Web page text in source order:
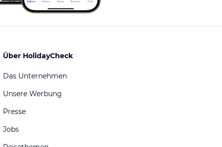
Über HolidayCheck
Das Unternehmen
Unsere Werbung
Presse
Jobs